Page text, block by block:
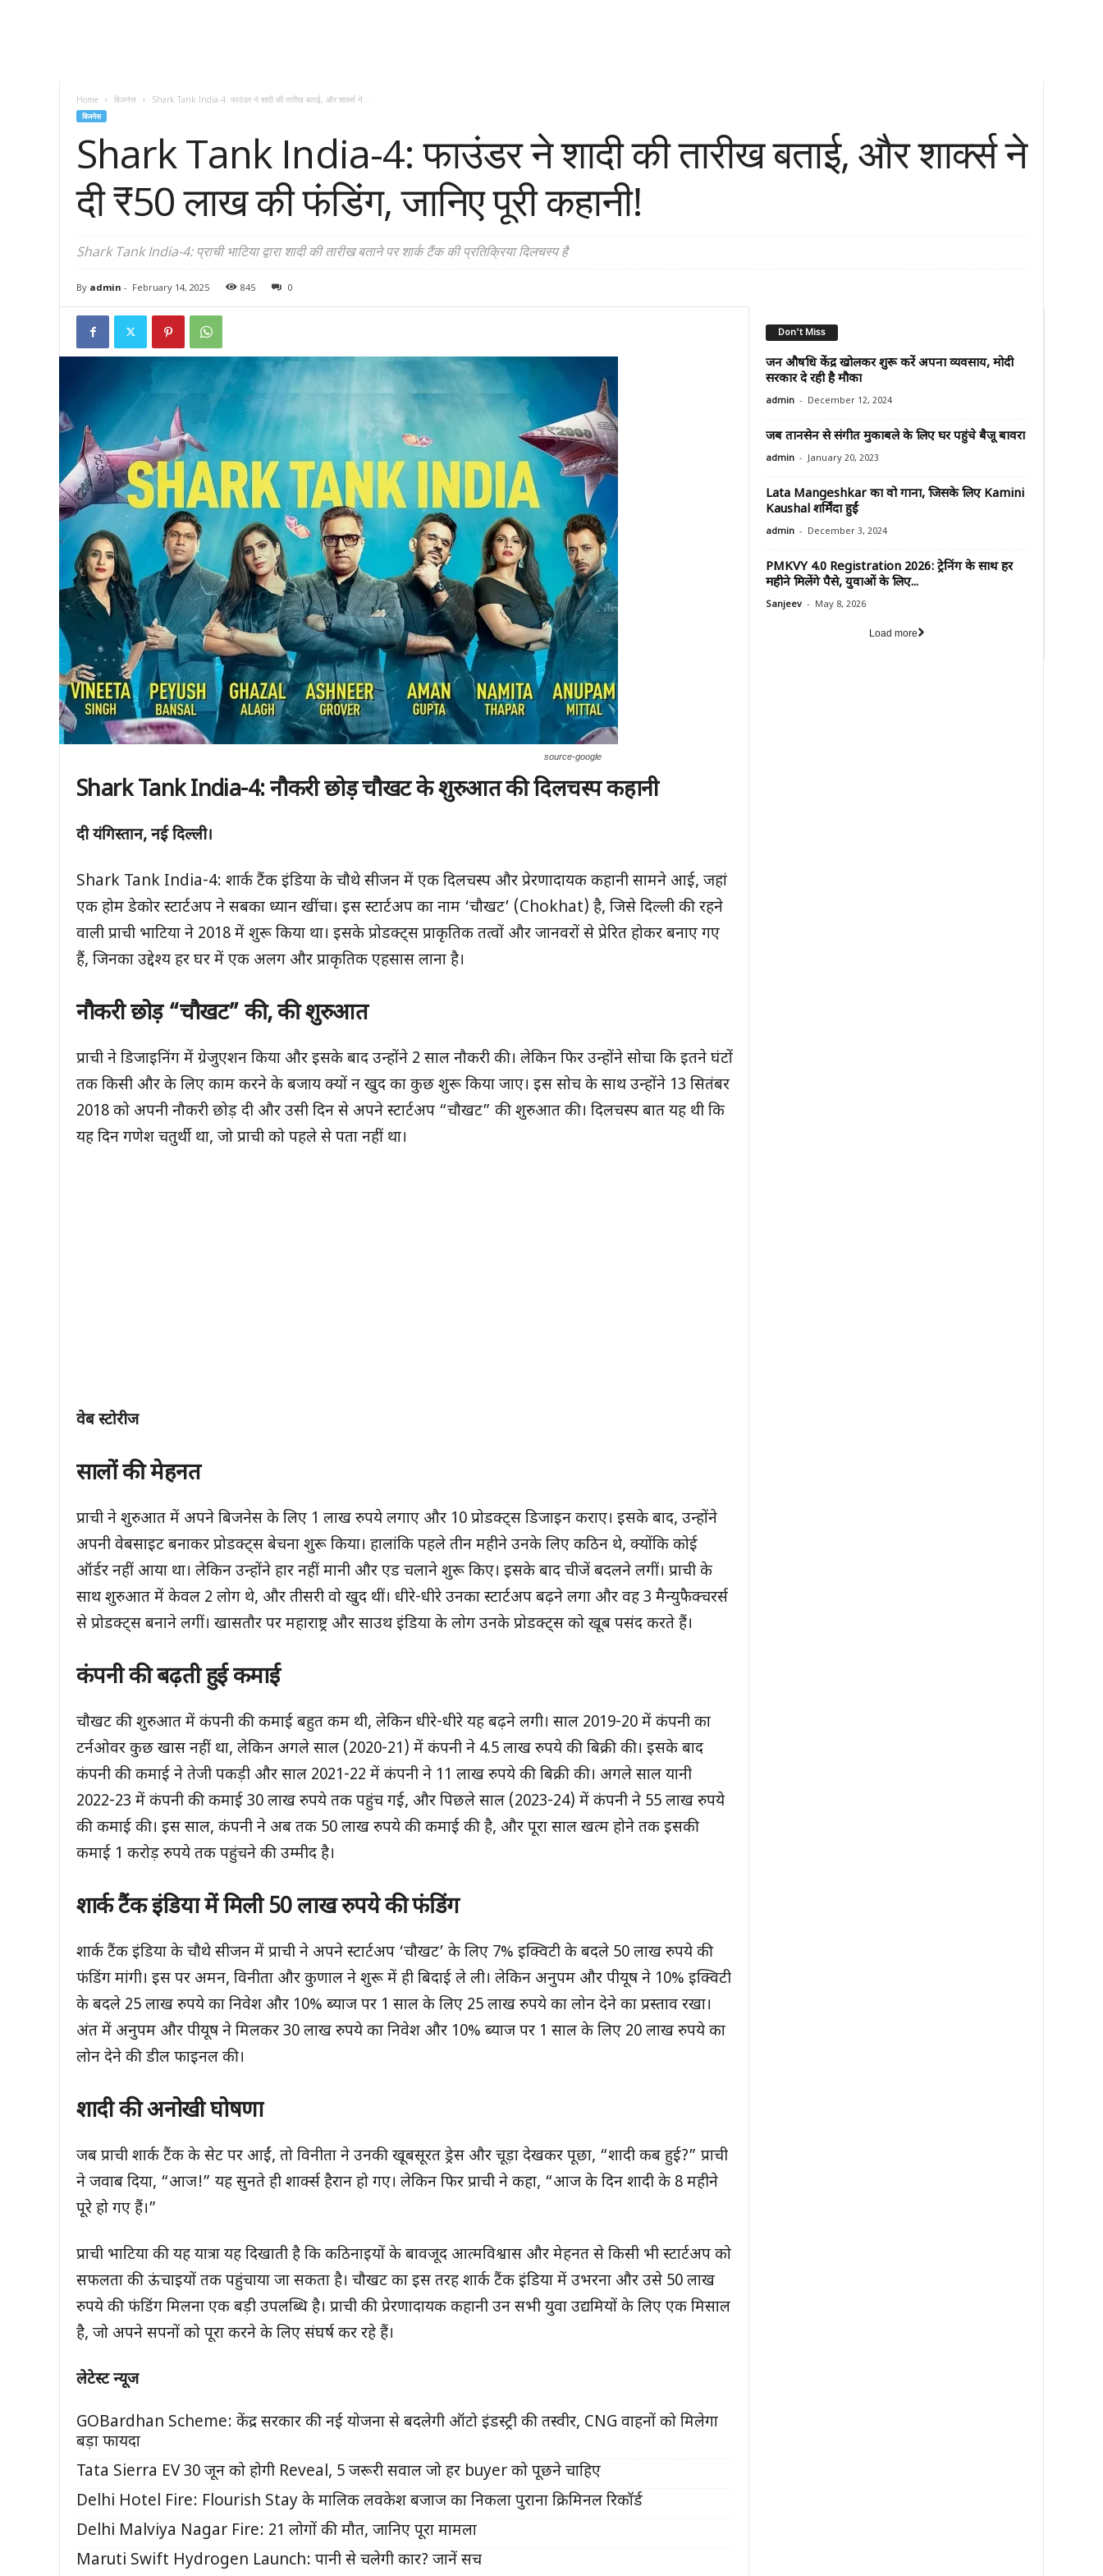
Home बिजनेस Shark Tank India-4: फाउंडर ने शादी की तारीख बताई, और शार्क्स ने...
बिजनेस
Shark Tank India-4: फाउंडर ने शादी की तारीख बताई, और शार्क्स ने
दी ₹50 लाख की फंडिंग, जानिए पूरी कहानी!
Shark Tank India-4: प्राची भाटिया द्वारा शादी की तारीख बताने पर शार्क टैंक की प्रतिक्रिया दिलचस्प है
By admin - February 14, 2025 845 0
source-google
Shark Tank India-4:नौकरी छोड़ चौखट के शुरुआत की दिलचस्प कहानी
दी यंगिस्तान, नई दिल्ली।
Shark Tank India-4: शार्क टैंक इंडिया के चौथे सीजन में एक दिलचस्प और प्रेरणादायक कहानी सामने आई, जहां
एक होम डेकोर स्टार्टअप ने सबका ध्यान खींचा। इस स्टार्टअप का नाम ‘चौखट’ (Chokhat) है, जिसे दिल्ली की रहने
वाली प्राची भाटिया ने 2018 में शुरू किया था। इसके प्रोडक्ट्स प्राकृतिक तत्वों और जानवरों से प्रेरित होकर बनाए गए
हैं, जिनका उद्देश्य हर घर में एक अलग और प्राकृतिक एहसास लाना है।
नौकरी छोड़ “चौखट” की,की शुरुआत
प्राची ने डिजाइनिंग में ग्रेजुएशन किया और इसके बाद उन्होंने 2 साल नौकरी की। लेकिन फिर उन्होंने सोचा कि इतने घंटों
तक किसी और के लिए काम करने के बजाय क्यों न खुद का कुछ शुरू किया जाए। इस सोच के साथ उन्होंने 13 सितंबर
2018 को अपनी नौकरी छोड़ दी और उसी दिन से अपने स्टार्टअप “चौखट” की शुरुआत की। दिलचस्प बात यह थी कि
यह दिन गणेश चतुर्थी था, जो प्राची को पहले से पता नहीं था।
वेब स्टोरीज
सालों की मेहनत
प्राची ने शुरुआत में अपने बिजनेस के लिए 1 लाख रुपये लगाए और 10 प्रोडक्ट्स डिजाइन कराए। इसके बाद, उन्होंने
अपनी वेबसाइट बनाकर प्रोडक्ट्स बेचना शुरू किया। हालांकि पहले तीन महीने उनके लिए कठिन थे, क्योंकि कोई
ऑर्डर नहीं आया था। लेकिन उन्होंने हार नहीं मानी और एड चलाने शुरू किए। इसके बाद चीजें बदलने लगीं। प्राची के
साथ शुरुआत में केवल 2 लोग थे, और तीसरी वो खुद थीं। धीरे-धीरे उनका स्टार्टअप बढ़ने लगा और वह 3 मैन्युफैक्चरर्स
से प्रोडक्ट्स बनाने लगीं। खासतौर पर महाराष्ट्र और साउथ इंडिया के लोग उनके प्रोडक्ट्स को खूब पसंद करते हैं।
कंपनी की बढ़ती हुई कमाई
चौखट की शुरुआत में कंपनी की कमाई बहुत कम थी, लेकिन धीरे-धीरे यह बढ़ने लगी। साल 2019-20 में कंपनी का
टर्नओवर कुछ खास नहीं था, लेकिन अगले साल (2020-21) में कंपनी ने 4.5 लाख रुपये की बिक्री की। इसके बाद
कंपनी की कमाई ने तेजी पकड़ी और साल 2021-22 में कंपनी ने 11 लाख रुपये की बिक्री की। अगले साल यानी
2022-23 में कंपनी की कमाई 30 लाख रुपये तक पहुंच गई, और पिछले साल (2023-24) में कंपनी ने 55 लाख रुपये
की कमाई की। इस साल, कंपनी ने अब तक 50 लाख रुपये की कमाई की है, और पूरा साल खत्म होने तक इसकी
कमाई 1 करोड़ रुपये तक पहुंचने की उम्मीद है।
शार्क टैंक इंडिया में मिली50लाख रुपये की फंडिंग
शार्क टैंक इंडिया के चौथे सीजन में प्राची ने अपने स्टार्टअप ‘चौखट’ के लिए 7% इक्विटी के बदले 50 लाख रुपये की
फंडिंग मांगी। इस पर अमन, विनीता और कुणाल ने शुरू में ही बिदाई ले ली। लेकिन अनुपम और पीयूष ने 10% इक्विटी
के बदले 25 लाख रुपये का निवेश और 10% ब्याज पर 1 साल के लिए 25 लाख रुपये का लोन देने का प्रस्ताव रखा।
अंत में अनुपम और पीयूष ने मिलकर 30 लाख रुपये का निवेश और 10% ब्याज पर 1 साल के लिए 20 लाख रुपये का
लोन देने की डील फाइनल की।
शादी की अनोखी घोषणा
जब प्राची शार्क टैंक के सेट पर आईं, तो विनीता ने उनकी खूबसूरत ड्रेस और चूड़ा देखकर पूछा, “शादी कब हुई?” प्राची
ने जवाब दिया, “आज!” यह सुनते ही शार्क्स हैरान हो गए। लेकिन फिर प्राची ने कहा, “आज के दिन शादी के 8 महीने
पूरे हो गए हैं।”
प्राची भाटिया की यह यात्रा यह दिखाती है कि कठिनाइयों के बावजूद आत्मविश्वास और मेहनत से किसी भी स्टार्टअप को
सफलता की ऊंचाइयों तक पहुंचाया जा सकता है। चौखट का इस तरह शार्क टैंक इंडिया में उभरना और उसे 50 लाख
रुपये की फंडिंग मिलना एक बड़ी उपलब्धि है। प्राची की प्रेरणादायक कहानी उन सभी युवा उद्यमियों के लिए एक मिसाल
है, जो अपने सपनों को पूरा करने के लिए संघर्ष कर रहे हैं।
लेटेस्ट न्यूज
GOBardhan Scheme: केंद्र सरकार की नई योजना से बदलेगी ऑटो इंडस्ट्री की तस्वीर, CNG वाहनों को मिलेगा
बड़ा फायदा
Tata Sierra EV 30 जून को होगी Reveal, 5 जरूरी सवाल जो हर buyer को पूछने चाहिए
Delhi Hotel Fire: Flourish Stay के मालिक लवकेश बजाज का निकला पुराना क्रिमिनल रिकॉर्ड
Delhi Malviya Nagar Fire: 21 लोगों की मौत, जानिए पूरा मामला
Maruti Swift Hydrogen Launch: पानी से चलेगी कार? जानें सच
Don't Miss
जन औषधि केंद्र खोलकर शुरू करें अपना व्यवसाय, मोदी
सरकार दे रही है मौका
admin - December 12, 2024
जब तानसेन से संगीत मुकाबले के लिए घर पहुंचे बैजू बावरा
admin - January 20, 2023
Lata Mangeshkar का वो गाना, जिसके लिए Kamini
Kaushal शर्मिंदा हुईं
admin - December 3, 2024
PMKVY 4.0 Registration 2026: ट्रेनिंग के साथ हर
महीने मिलेंगे पैसे, युवाओं के लिए...
Sanjeev - May 8, 2026
Load more